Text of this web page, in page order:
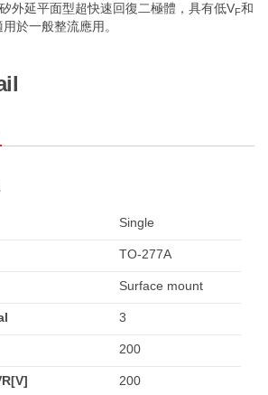
外延平面型超快速回復二極體，具有低VF和
於一般整流應用。
Single
TO-277A
Surface mount
3
200
200